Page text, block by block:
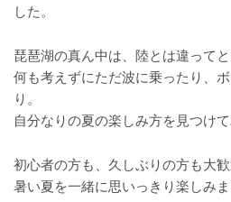
した。
琵琶湖の真ん中は、陸とは違ってと
何も考えずにただ波に乗ったり、
り。
自分なりの夏の楽しみ方を見つけ
初心者の方も、久しぶりの方も大歓
暑い夏を一緒に思いっきり楽しみま